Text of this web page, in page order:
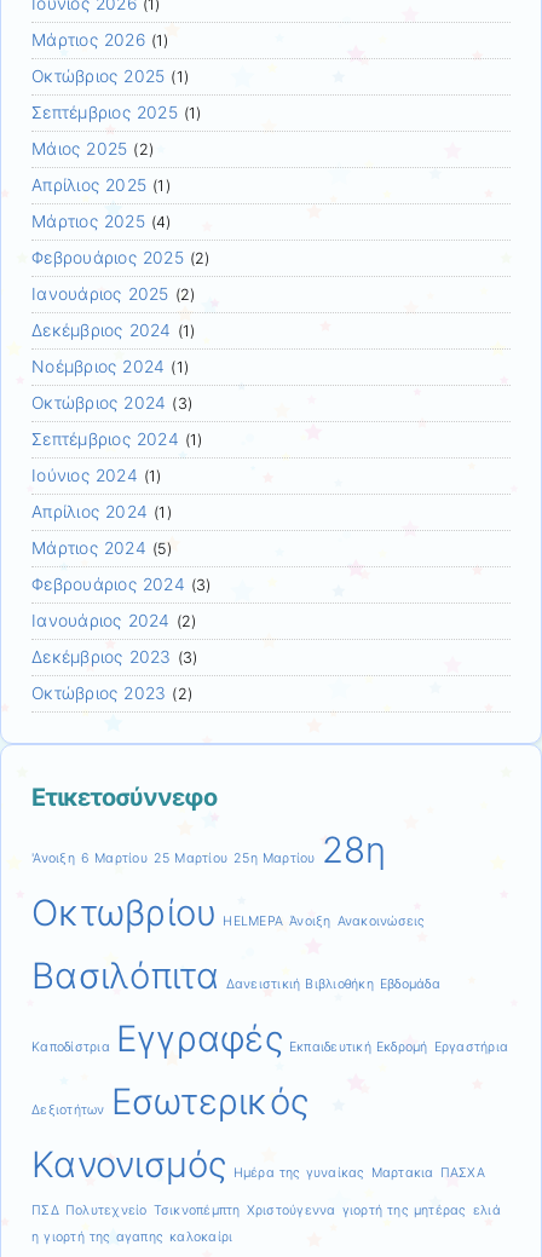
(1)
Μάρτιος 2026(1)
Οκτώβριος 2025 (1)
Σεπτέμβριος 2025(1)
Μάιος 2025 (2)
Απρίλιος 2025 (1)
Μάρτιος 2025(4)
Φεβρουάριος 2025(2)
Ιανουάριος 2025 (2)
Δεκέμβριος 2024 (1)
Νοέμβριος 2024 (1)
Οκτώβριος 2024 (3)
Σεπτέμβριος 2024 (1)
Ιούνιος 2024 (1)
Απρίλιος 2024 (1)
Μάρτιος 2024 (5)
Φεβρουάριος 2024 (3)
Ιανουάριος 2024 (2)
Δεκέμβριος 2023 (3)
Οκτώβριος 2023 (2)
Ετικετοσύννεφο
'Ανοιξη 6 Μαρτίου 25 Μαρτίου 25η Μαρτίου
28η
Οκτωβρίου
HELMEPA Άνοιξη Ανακοινώσεις
Βασιλόπιτα Δανειστικιή Βιβλιοθήκη Εβδομάδα
Καποδίστρια Εγγραφές Εκπαιδευτική Εκδρομή Εργαστήρια
Δεξιοτήτων
Εσωτερικός
Κανονισμός
Ημέρα της γυναίκας Μαρτακια ΠΑΣΧΑ
ΠΣΔ Πολυτεχνείο Τσικνοπέμπτη Χριστούγεννα γιορτή της μητέρας ελιά
η γιορτή της αγαπης καλοκαίρι